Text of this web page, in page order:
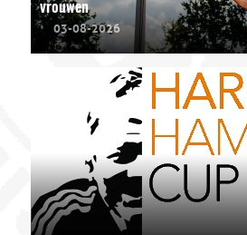
vrouwen
03-08-2026